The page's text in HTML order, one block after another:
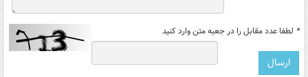
* لطفا عدد مقابل را در جعبه متن وارد کنید